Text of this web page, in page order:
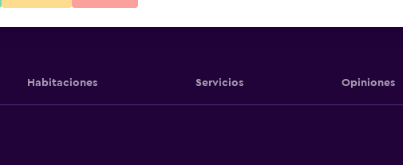
Habitaciones Servicios Opiniones